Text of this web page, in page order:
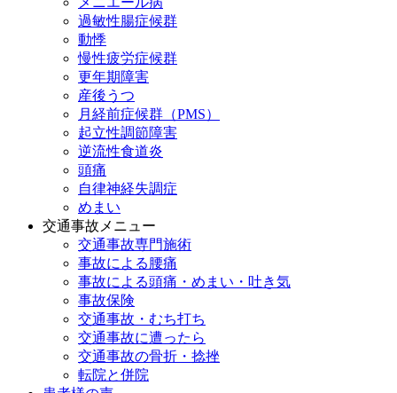
過敏性腸症候群
動悸
慢性疲労症候群
更年期障害
産後うつ
月経前症候群（PMS）
起立性調節障害
逆流性食道炎
頭痛
自律神経失調症
めまい
交通事故メニュー
交通事故専門施術
事故による腰痛
事故による頭痛・めまい・吐き気
事故保険
交通事故・むち打ち
交通事故に遭ったら
交通事故の骨折・捻挫
転院と併院